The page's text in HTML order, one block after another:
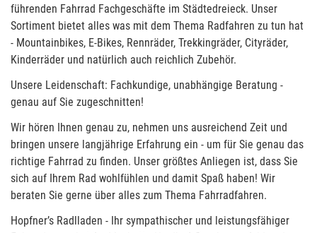
führenden Fahrrad Fachgeschäfte im Städtedreieck. Unser
Sortiment bietet alles was mit dem Thema Radfahren zu tun hat
- Mountainbikes, E-Bikes, Rennräder, Trekkingräder, Cityräder,
Kinderräder und natürlich auch reichlich Zubehör.
Unsere Leidenschaft: Fachkundige, unabhängige Beratung -
genau auf Sie zugeschnitten!
Wir hören Ihnen genau zu, nehmen uns ausreichend Zeit und
bringen unsere langjährige Erfahrung ein - um für Sie genau das
richtige Fahrrad zu finden. Unser größtes Anliegen ist, dass Sie
sich auf Ihrem Rad wohlfühlen und damit Spaß haben! Wir
beraten Sie gerne über alles zum Thema Fahrradfahren.
Hopfner’s Radlladen - Ihr sympathischer und leistungsfähiger